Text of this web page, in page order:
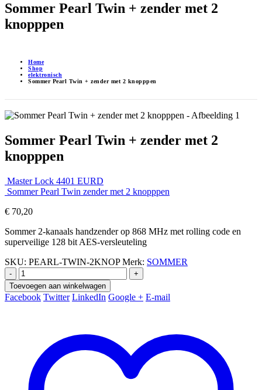
Sommer Pearl Twin + zender met 2
knopppen
Home
Shop
elektronisch
Sommer Pearl Twin + zender met 2 knopppen
Sommer Pearl Twin + zender met 2
knopppen
Master Lock 4401 EURD
Sommer Pearl Twin zender met 2 knopppen
€ 70,20
Sommer 2-kanaals handzender op 868 MHz met rolling code en
superveilige 128 bit AES-versleuteling
SKU: PEARL-TWIN-2KNOP Merk: SOMMER
-
+
Toevoegen aan winkelwagen
Facebook Twitter LinkedIn Google + E-mail